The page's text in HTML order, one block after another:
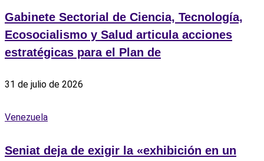
Gabinete Sectorial de Ciencia, Tecnología,
Ecosocialismo y Salud articula acciones
estratégicas para el Plan de
31 de julio de 2026
Venezuela
Seniat deja de exigir la «exhibición en un